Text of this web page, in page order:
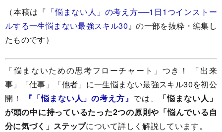
（本稿は『 「悩まない人」の考え方──1日1つインストー
ルする一生悩まない最強スキル30』の一部を抜粋・編集し
たものです）
「悩まないための思考フローチャート」つき！ 「出来
事」「仕事」「他者」に一生悩まない最強スキル30を初公
開！
『「悩まない人」の考え方』 では、
「悩まない人」
が頭の中に持っているたった2つの原則や「悩んでいる自
分に気づく」ステップについて詳しく解説しています。